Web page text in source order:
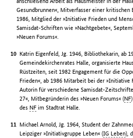
Gesundbrunnen«, Mitverfasser einer kritischen
1986, Mitglied der »Initiative Frieden und
Samisdat-Schriften wie »Nachtgebete«,
»Neuen Forums«.
Katrin Eigenfeld, Jg. 1946, Bibliothekarin, ab
Gemeindekirchenrates Halle, organisierte
Rüstzeiten, seit 1982 Engagement für die
Frieden«, ab 1986 Mitarbeit bei der »Initiative
Autorin für verschiedene Samisdat-
27«, Mitbegründerin des »Neuen Forums« (NF
des NF im Stadtrat Halle.
Michael Arnold, Jg. 1964, Student der
Leipziger »Initiativgruppe Leben« (IG Leben),